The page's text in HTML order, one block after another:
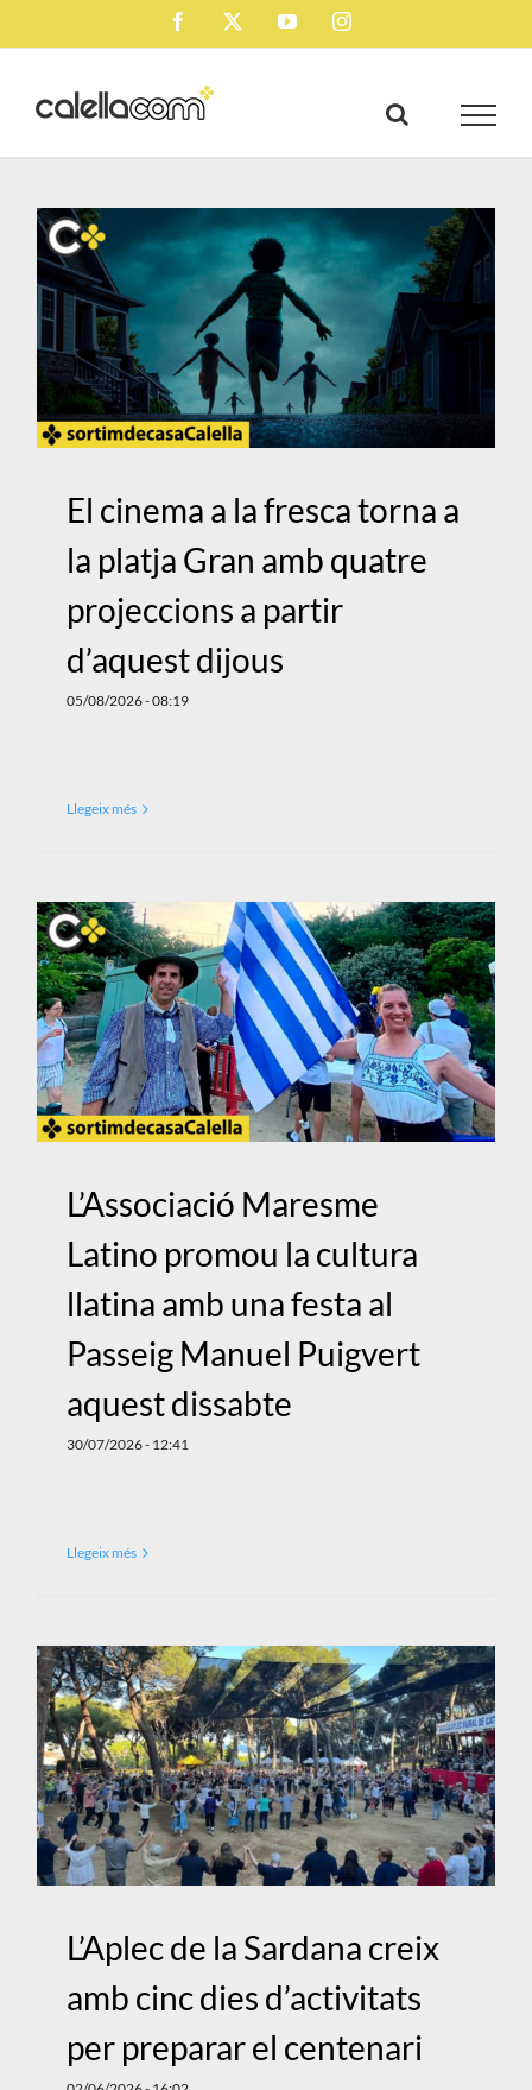
to
Facebook YouTubeInstagram
El cinema a la fresca torna a
la platja Gran amb quatre
projeccions a partir
d’aquest dijous
05/08/2026 - 08:19
Llegeix més
L’Associació Maresme
Latino promou la cultura
llatina amb una festa al
Passeig Manuel Puigvert
aquest dissabte
30/07/2026 - 12:41
Llegeix més
L’Aplec de la Sardana creix
amb cinc dies d’activitats
per preparar el centenari